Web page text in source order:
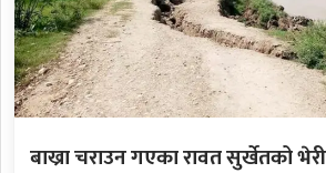
बाख्रा चराउन गएका रावत सुर्खेतको